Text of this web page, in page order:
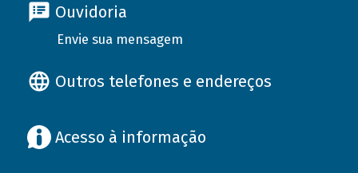
Ouvidoria
Envie sua mensagem
Outros telefones e endereços
Acesso à informação